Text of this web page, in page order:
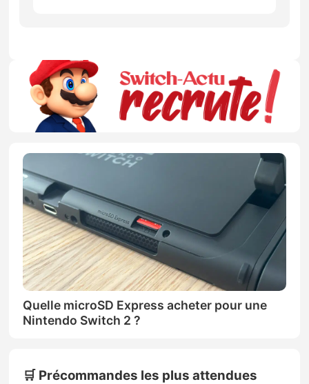
Quelle microSD Express acheter pour une
Nintendo Switch 2 ?
🛒 Précommandes les plus attendues